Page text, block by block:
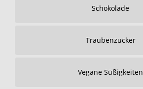
Schokolade
Traubenzucker
Vegane Süßigkeiten